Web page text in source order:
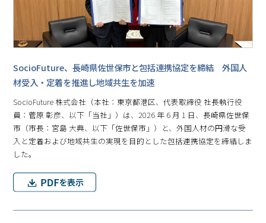
SocioFuture、長崎県佐世保市と包括連携協定を締結 外国人
材受入・定着を推進し地域共生を加速
SocioFuture 株式会社（本社：東京都港区、代表取締役 社長執行役
員：菅原 彰彦、以下「当社」）は、2026 年 6 月 1 日、長崎県佐世保
市（市長：宮島 大典、以下「佐世保市」）と、外国人材の円滑な受
入と定着および地域共生の実現を目的とした包括連携協定を締結しま
した。